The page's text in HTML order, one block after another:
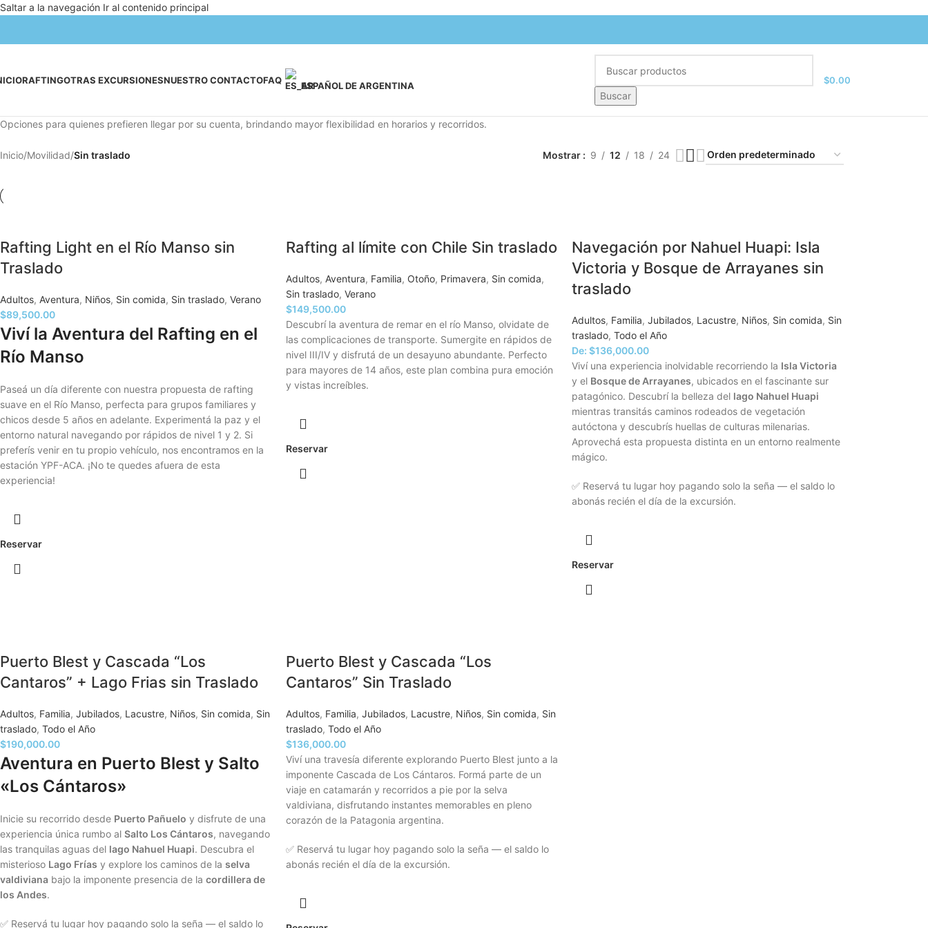
Saltar a la navegación Ir al contenido principal
RAFTINGOTRAS EXCURSIONESNUESTRO CONTACTOFAQ ESPAÑOL DE ARGENTINA
Buscar
$0.00
Opciones para quienes prefieren llegar por su cuenta, brindando mayor flexibilidad en horarios y recorridos.
Inicio/Movilidad/Sin traslado Mostrar 9 12 18 24
Rafting Light en el Río Manso sin
Traslado
Adultos, Aventura, Niños, Sin comida, Sin traslado, Verano
$89,500.00
Viví la Aventura del Rafting en el
Río Manso
Paseá un día diferente con nuestra propuesta de rafting
suave en el Río Manso, perfecta para grupos familiares y
chicos desde 5 años en adelante. Experimentá la paz y el
entorno natural navegando por rápidos de nivel 1 y 2. Si
preferís venir en tu propio vehículo, nos encontramos en la
estación YPF-ACA. ¡No te quedes afuera de esta
experiencia!
Reservar
Rafting al límite con Chile Sin traslado
Adultos, Aventura, Familia, Otoño, Primavera, Sin comida,
Sin traslado, Verano
$149,500.00
Descubrí la aventura de remar en el río Manso, olvidate de
las complicaciones de transporte. Sumergite en rápidos de
nivel III/IV y disfrutá de un desayuno abundante. Perfecto
para mayores de 14 años, este plan combina pura emoción
y vistas increíbles.
Reservar
Navegación por Nahuel Huapi: Isla
Victoria y Bosque de Arrayanes sin
traslado
Adultos, Familia, Jubilados, Lacustre, Niños, Sin comida, Sin
traslado, Todo el Año
De: $136,000.00
Viví una experiencia inolvidable recorriendo la Isla Victoria
y el Bosque de Arrayanes, ubicados en el fascinante sur
patagónico. Descubrí la belleza del lago Nahuel Huapi
mientras transitás caminos rodeados de vegetación
autóctona y descubrís huellas de culturas milenarias.
Aprovechá esta propuesta distinta en un entorno realmente
mágico.
✅ Reservá tu lugar hoy pagando solo la seña — el saldo lo
abonás recién el día de la excursión.
Reservar
Puerto Blest y Cascada “Los
Cantaros” + Lago Frias sin Traslado
Adultos, Familia, Jubilados, Lacustre, Niños, Sin comida, Sin
traslado, Todo el Año
$190,000.00
Aventura en Puerto Blest y Salto
«Los Cántaros»
Inicie su recorrido desde Puerto Pañuelo y disfrute de una
experiencia única rumbo al Salto Los Cántaros, navegando
las tranquilas aguas del lago Nahuel Huapi. Descubra el
misterioso Lago Frías y explore los caminos de la selva
valdiviana bajo la imponente presencia de la cordillera de
los Andes.
✅ Reservá tu lugar hoy pagando solo la seña — el saldo lo
Puerto Blest y Cascada “Los
Cantaros” Sin Traslado
Adultos, Familia, Jubilados, Lacustre, Niños, Sin comida, Sin
traslado, Todo el Año
$136,000.00
Viví una travesía diferente explorando Puerto Blest junto a la
imponente Cascada de Los Cántaros. Formá parte de un
viaje en catamarán y recorridos a pie por la selva
valdiviana, disfrutando instantes memorables en pleno
corazón de la Patagonia argentina.
✅ Reservá tu lugar hoy pagando solo la seña — el saldo lo
abonás recién el día de la excursión.